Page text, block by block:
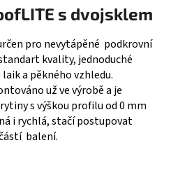
s dvojsklem
pro nevytápěné podkrovní
kvality, jednoduché
a pěkného vzhledu.
už ve výrobě a je
s výškou profilu od 0 mm
i rychlá, stačí postupovat
balení.